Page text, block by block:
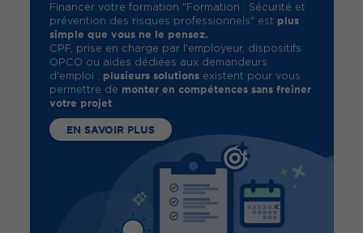
Financer votre formation "Formation : Sécurité et
prévention des risques professionnels" est plus
simple que vous ne le pensez.
CPF, prise en charge par l'employeur, dispositifs
OPCO ou aides dédiées aux demandeurs
d'emploi : plusieurs solutionsexistent pour vous
permettre de monter en compétences sans freiner
votre projet.
EN SAVOIR PLUS